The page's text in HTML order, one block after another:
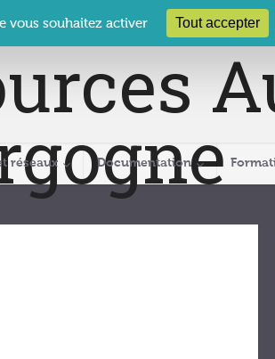
rue Coty – 21 000 DIJON
réseaux Documentation
vous souhaitez activer Tout accepter